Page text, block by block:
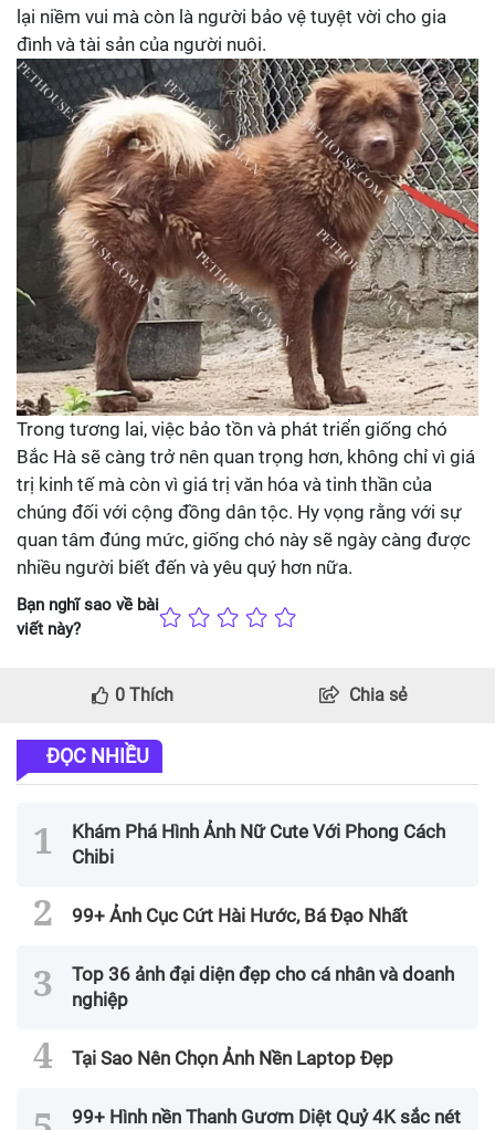
lại niềm vui mà còn là người bảo vệ tuyệt vời cho gia
đình và tài sản của người nuôi.
Trong tương lai, việc bảo tồn và phát triển giống chó
Bắc Hà sẽ càng trở nên quan trọng hơn, không chỉ vì giá
trị kinh tế mà còn vì giá trị văn hóa và tinh thần của
chúng đối với cộng đồng dân tộc. Hy vọng rằng với sự
quan tâm đúng mức, giống chó này sẽ ngày càng được
nhiều người biết đến và yêu quý hơn nữa.
Bạn nghĩ sao về bài
viết này?
0 Thích Chia sẻ
ĐỌC NHIỀU
Khám Phá Hình Ảnh Nữ Cute Với Phong Cách
Chibi
99+ Ảnh Cục Cứt Hài Hước, Bá Đạo Nhất
Top 36 ảnh đại diện đẹp cho cá nhân và doanh
nghiệp
Tại Sao Nên Chọn Ảnh Nền Laptop Đẹp
99+ Hình nền Thanh Gươm Diệt Quỷ 4K sắc nét